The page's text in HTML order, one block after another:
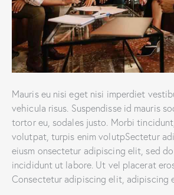
Mauris eu nisi eget nisi imperdiet
vehicula risus. Suspendisse id mauris
tortor eu, sodales justo. Morbi
volutpat, turpis enim volutpSectetur
eiusm onsectetur adipiscing elit, sed
incididunt ut labore. Ut vel placerat
Consectetur adipiscing elit, adipiscing